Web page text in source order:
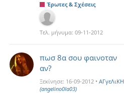
Έρωτες & Σχέσεις
Τελ. μήνυμα: 09-11-2012
πωσ 8α σου φαινοταν
αν?
Ξεκίνησε: 16-09-2012 • ΑΓγεΛιΚΗ
(angelino0la03)